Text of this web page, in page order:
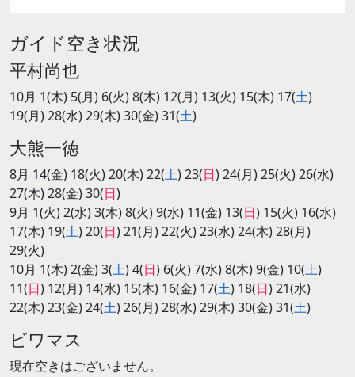
ガイド空き状況
平村尚也
10月 1(木) 5(月) 6(火) 8(木) 12(月) 13(火) 15(木) 17(土)
19(月) 28(水) 29(木) 30(金) 31(土)
大熊一徳
8月 14(金) 18(火) 20(木) 22(土) 23(日) 24(月) 25(火) 26(水)
27(木) 28(金) 30(日)
9月 1(火) 2(水) 3(木) 8(火) 9(水) 11(金) 13(日) 15(火) 16(水)
17(木) 19(土) 20(日) 21(月) 22(火) 23(水) 24(木) 28(月)
29(火)
10月 1(木) 2(金) 3(土) 4(日) 6(火) 7(水) 8(木) 9(金) 10(土)
11(日) 12(月) 14(水) 15(木) 16(金) 17(土) 18(日) 21(水)
22(木) 23(金) 24(土) 26(月) 28(水) 29(木) 30(金) 31(土)
ビワマス
現在空きはございません。